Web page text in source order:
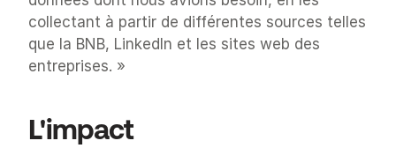
collectant à partir de différentes sources telles
que la BNB, LinkedIn et les sites web des
entreprises. »
L'impact